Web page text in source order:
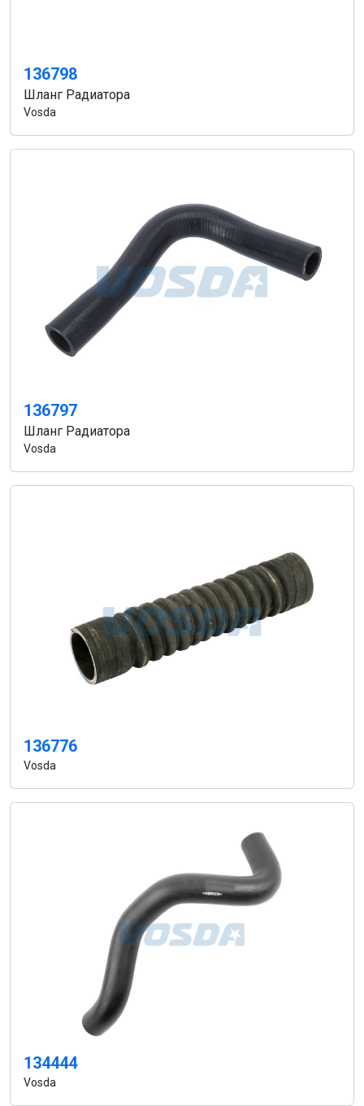
136798
Шланг Радиатора
Vosda
136797
Шланг Радиатора
Vosda
136776
Vosda
134444
Vosda